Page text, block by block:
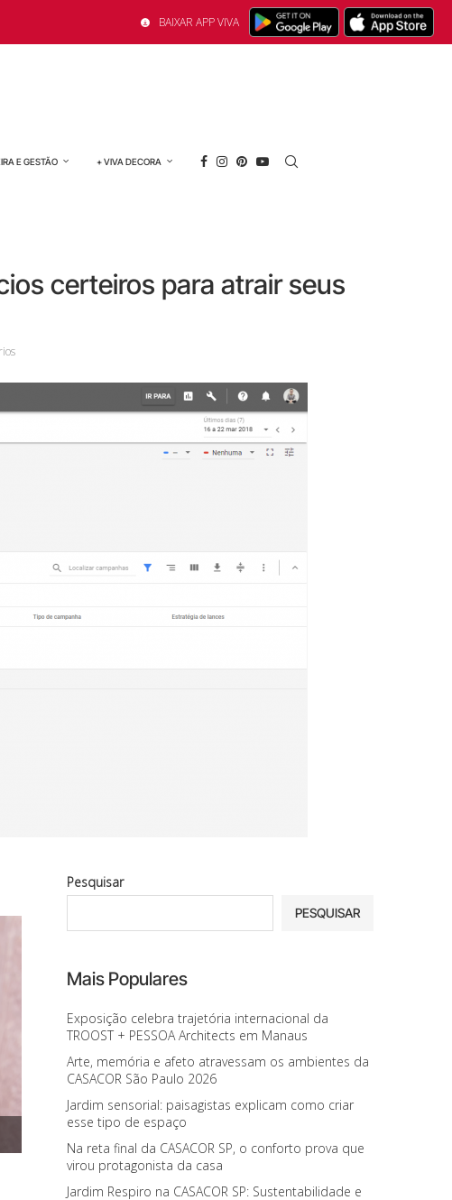
BAIXAR APP VIVA
E GESTÃO + VIVA DECORA
certeiros para atrair seus
Pesquisar
PESQUISAR
Mais Populares
Exposição celebra trajetória internacional da
TROOST + PESSOA Architects em Manaus
Arte, memória e afeto atravessam os ambientes da
CASACOR São Paulo 2026
Jardim sensorial: paisagistas explicam como criar
esse tipo de espaço
Na reta final da CASACOR SP, o conforto prova que
virou protagonista da casa
Jardim Respiro na CASACOR SP: Sustentabilidade e